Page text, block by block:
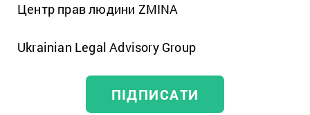
Центр прав людини ZMINA
Ukrainian Legal Advisory Group
ПІДПИСАТИ